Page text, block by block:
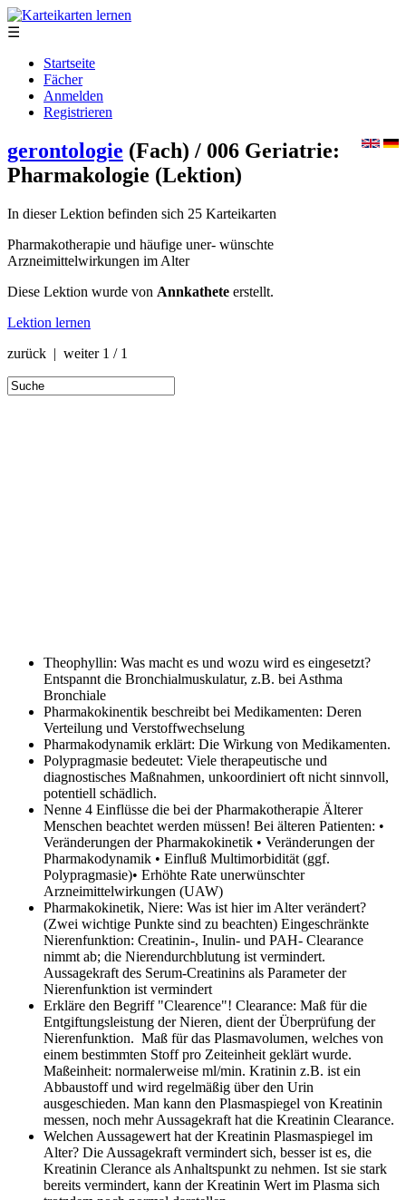
☰
Startseite
Fächer
Anmelden
Registrieren
gerontologie (Fach) / 006 Geriatrie:
Pharmakologie (Lektion)
In dieser Lektion befinden sich 25 Karteikarten
Pharmakotherapie und häufige uner- wünschte
Arzneimittelwirkungen im Alter
Diese Lektion wurde von Annkathete erstellt.
Lektion lernen
zurück | weiter 1 / 1
Theophyllin: Was macht es und wozu wird es eingesetzt?
Entspannt die Bronchialmuskulatur, z.B. bei Asthma
Bronchiale
Pharmakokinentik beschreibt bei Medikamenten: Deren
Verteilung und Verstoffwechselung
Pharmakodynamik erklärt: Die Wirkung von Medikamenten.
Polypragmasie bedeutet: Viele therapeutische und
diagnostisches Maßnahmen, unkoordiniert oft nicht sinnvoll,
potentiell schädlich.
Nenne 4 Einflüsse die bei der Pharmakotherapie Älterer
Menschen beachtet werden müssen! Bei älteren Patienten: •
Veränderungen der Pharmakokinetik • Veränderungen der
Pharmakodynamik • Einfluß Multimorbidität (ggf.
Polypragmasie)• Erhöhte Rate unerwünschter
Arzneimittelwirkungen (UAW)
Pharmakokinetik, Niere: Was ist hier im Alter verändert?
(Zwei wichtige Punkte sind zu beachten) Eingeschränkte
Nierenfunktion: Creatinin-, Inulin- und PAH- Clearance
nimmt ab; die Nierendurchblutung ist vermindert.
Aussagekraft des Serum-Creatinins als Parameter der
Nierenfunktion ist vermindert
Erkläre den Begriff "Clearence"! Clearance: Maß für die
Entgiftungsleistung der Nieren, dient der Überprüfung der
Nierenfunktion. Maß für das Plasmavolumen, welches von
einem bestimmten Stoff pro Zeiteinheit geklärt wurde.
Maßeinheit: normalerweise ml/min. Kratinin z.B. ist ein
Abbaustoff und wird regelmäßig über den Urin
ausgeschieden. Man kann den Plasmaspiegel von Kreatinin
messen, noch mehr Aussagekraft hat die Kreatinin Clearance.
Welchen Aussagewert hat der Kreatinin Plasmaspiegel im
Alter? Die Aussagekraft vermindert sich, besser ist es, die
Kreatinin Clerance als Anhaltspunkt zu nehmen. Ist sie stark
bereits vermindert, kann der Kreatinin Wert im Plasma sich